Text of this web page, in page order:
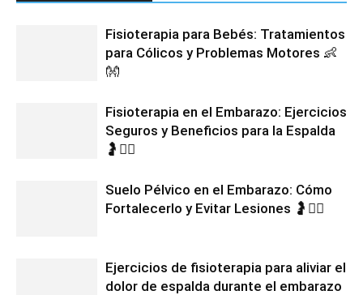
Fisioterapia para Bebés: Tratamientos
para Cólicos y Problemas Motores 👶
👐
Fisioterapia en el Embarazo: Ejercicios
Seguros y Beneficios para la Espalda
🤰💆‍♀️
Suelo Pélvico en el Embarazo: Cómo
Fortalecerlo y Evitar Lesiones 🤰🧘‍♀️
Ejercicios de fisioterapia para aliviar el
dolor de espalda durante el embarazo